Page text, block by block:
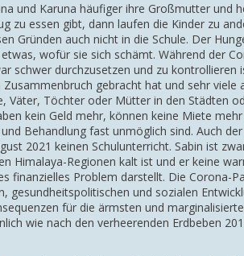
und Karuna häufiger ihre Großmutter und
zu essen gibt, dann laufen die Kinder zu
Gründen auch nicht in die Schule. Der
wofür sie sich schämt. Während der
schwer durchzusetzen und zu kontrollieren
gebracht hat und sehr viele
Väter, Töchter oder Mütter in den Städten
kein Geld mehr, können keine Miete
Behandlung fast unmöglich sind. Auch
2021 keinen Schulunterricht. Sabin ist
Himalaya-Regionen kalt ist und er keine
finanzielles Problem darstellt. Die Corona-
gesundheitspolitischen und sozialen
für die ärmsten und
wie nach den verheerenden Erdbeben